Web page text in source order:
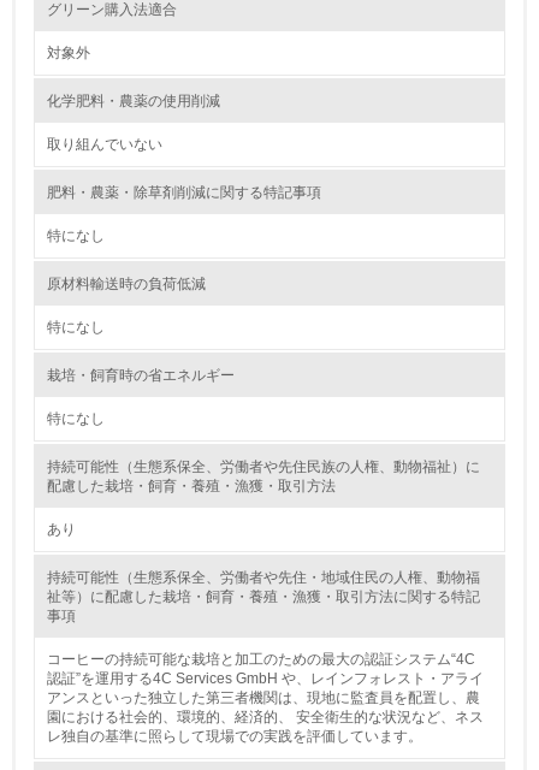
従業員が環境方針に基づいて自分の業務の中で行うべき環
<L1> 資源（投入原料、水等）とエネルギー（電力、重
油、ガス）の使用量削減の取り組みを行っている
<L2> 資源とエネルギーの使用量の把握をし、具体的な削
減目標や計画を立てている
環境配慮型製品・サービスの製造・販売
11.
グリーン購入法適合
対象外
化学肥料・農薬の使用削減
取り組んでいない
肥料・農薬・除草剤削減に関する特記事項
特になし
原材料輸送時の負荷低減
特になし
栽培・飼育時の省エネルギー
特になし
持続可能性（生態系保全、労働者や先住民族の人権、動物福祉）に
配慮した栽培・飼育・養殖・漁獲・取引方法
あり
持続可能性（生態系保全、労働者や先住・地域住民の人権、動物福
祉等）に配慮した栽培・飼育・養殖・漁獲・取引方法に関する特記
事項
コーヒーの持続可能な栽培と加工のための最大の認証システム“4C
認証”を運用する4C Services GmbH や、レインフォレスト・アライ
アンスといった独立した第三者機関は、現地に監査員を配置し、農
園における社会的、環境的、経済的、 安全衛生的な状況など、ネス
レ独自の基準に照らして現場での実践を評価しています。